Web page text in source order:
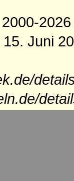
2026
Juni